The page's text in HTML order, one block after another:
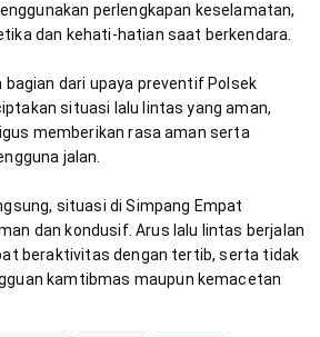
perlengkapan keselamatan,
bagian dari upaya preventif Polsek
situasi lalu lintas yang aman,
memberikan rasa aman serta
situasi di Simpang Empat
dan kondusif. Arus lalu lintas berjalan
beraktivitas dengan tertib, serta tidak
kamtibmas maupun kemacetan